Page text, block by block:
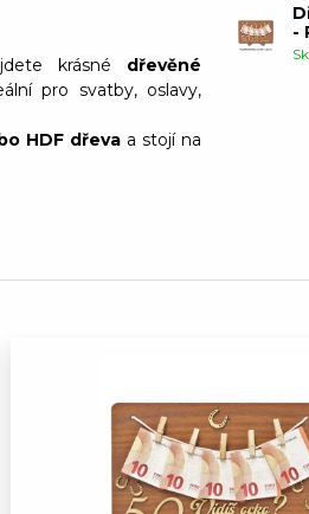
krásné dřevěné
pro svatby, oslavy,
HDF dřevaa stojí na
-